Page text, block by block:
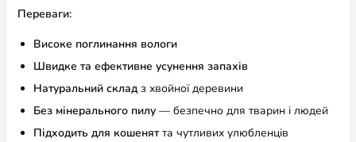
Переваги:
Високе поглинання вологи
Швидке та ефективне усунення запахів
Натуральний складз хвойної деревини
Без мінерального пилу — безпечно для тварин і людей
Підходить для кошенятта чутливих улюбленців